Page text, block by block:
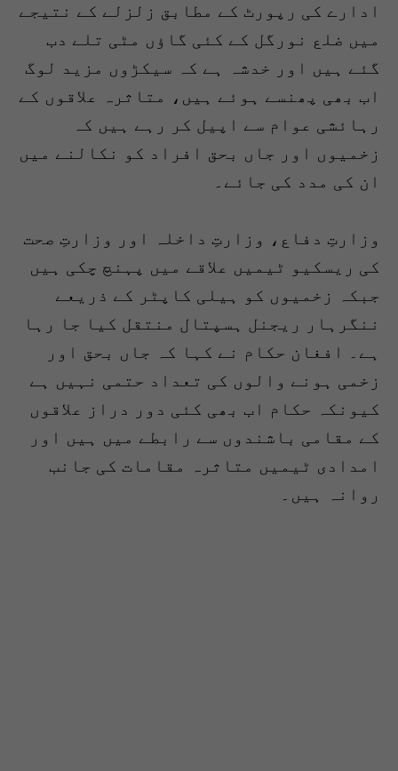
ادارے کی رپورٹ کے مطابق زلزلے کے نتیجے
میں ضلع نورگل کے کئی گاؤں مٹی تلے دب
گئے ہیں اور خدشہ ہے کہ سیکڑوں مزید لوگ
اب بھی پھنسے ہوئے ہیں، متاثرہ علاقوں کے
رہائشی عوام سے اپیل کر رہے ہیں کہ
زخمیوں اور جاں بحق افراد کو نکالنے میں
ان کی مدد کی جائے۔
وزارتِ دفاع، وزارتِ داخلہ اور وزارتِ صحت
کی ریسکیو ٹیمیں علاقے میں پہنچ چکی ہیں
جبکہ زخمیوں کو ہیلی کاپٹر کے ذریعے
ننگرہار ریجنل ہسپتال منتقل کیا جا رہا
ہے۔ افغان حکام نے کہا کہ جاں بحق اور
زخمی ہونے والوں کی تعداد حتمی نہیں ہے
کیونکہ حکام اب بھی کئی دور دراز علاقوں
کے مقامی باشندوں سے رابطے میں ہیں اور
امدادی ٹیمیں متاثرہ مقامات کی جانب
روانہ ہیں۔